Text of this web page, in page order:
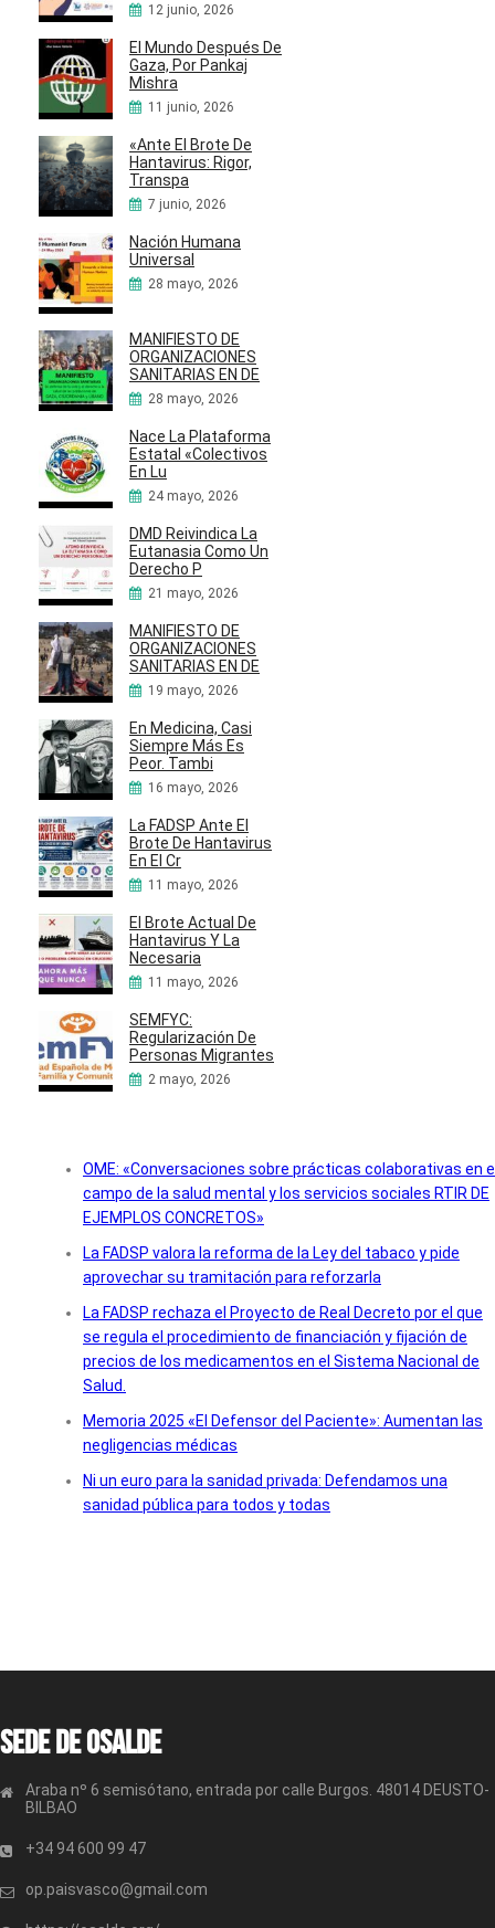
12 junio, 2026
El Mundo Después De
Gaza, Por Pankaj
Mishra
11 junio, 2026
«Ante El Brote De
Hantavirus: Rigor,
Transpa
7 junio, 2026
Nación Humana
Universal
28 mayo, 2026
MANIFIESTO DE
ORGANIZACIONES
SANITARIAS EN DE
28 mayo, 2026
Nace La Plataforma
Estatal «Colectivos
En Lu
24 mayo, 2026
DMD Reivindica La
Eutanasia Como Un
Derecho P
21 mayo, 2026
MANIFIESTO DE
ORGANIZACIONES
SANITARIAS EN DE
19 mayo, 2026
En Medicina, Casi
Siempre Más Es
Peor. Tambi
16 mayo, 2026
La FADSP Ante El
Brote De Hantavirus
En El Cr
11 mayo, 2026
El Brote Actual De
Hantavirus Y La
Necesaria
11 mayo, 2026
SEMFYC:
Regularización De
Personas Migrantes
2 mayo, 2026
OME: «Conversaciones sobre prácticas colaborativas en
campo de la salud mental y los servicios sociales RTIR DE
EJEMPLOS CONCRETOS»
La FADSP valora la reforma de la Ley del tabaco y pide
aprovechar su tramitación para reforzarla
La FADSP rechaza el Proyecto de Real Decreto por el que
se regula el procedimiento de financiación y fijación de
precios de los medicamentos en el Sistema Nacional de
Salud.
Memoria 2025 «El Defensor del Paciente»: Aumentan las
negligencias médicas
Ni un euro para la sanidad privada: Defendamos una
sanidad pública para todos y todas
Sede de OSALDE
Araba nº 6 semisótano, entrada por calle Burgos. 48014 DEUSTO-
BILBAO
+34 94 600 99 47
op.paisvasco@gmail.com